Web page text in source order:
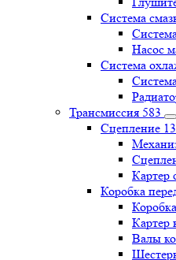
Система
Насос
Система
Трансмиссия 583
Сцепление
Картер
Коробка
Картер
Валы